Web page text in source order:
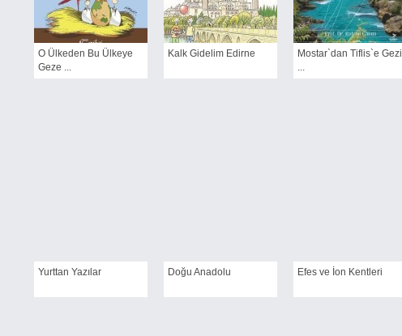
O Ülkeden Bu Ülkeye
Geze ...
Kalk Gidelim Edirne
Mostar`dan Tiflis`e Gezi
...
Yurttan Yazılar Doğu Anadolu Efes ve İon Kentleri